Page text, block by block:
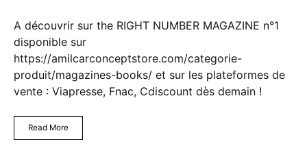
A découvrir sur the RIGHT NUMBER MAGAZINE n°1
disponible sur
https://amilcarconceptstore.com/categorie-
produit/magazines-books/ et sur les plateformes de
vente : Viapresse, Fnac, Cdiscount dès demain !
Read More